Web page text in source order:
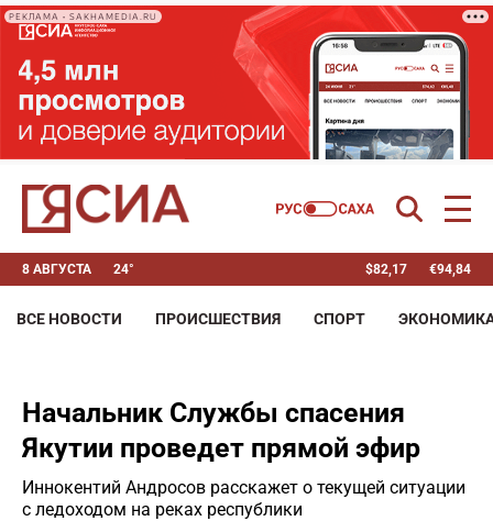
РЕКЛАМА • SAKHAMEDIA.RU
8 АВГУСТА 24° $82,17 €94,84
ВСЕ НОВОСТИ ПРОИСШЕСТВИЯ СПОРТ
Начальник Службы спасения
Якутии проведет прямой эфир
Иннокентий Андросов расскажет о текущей ситуации
с ледоходом на реках республики